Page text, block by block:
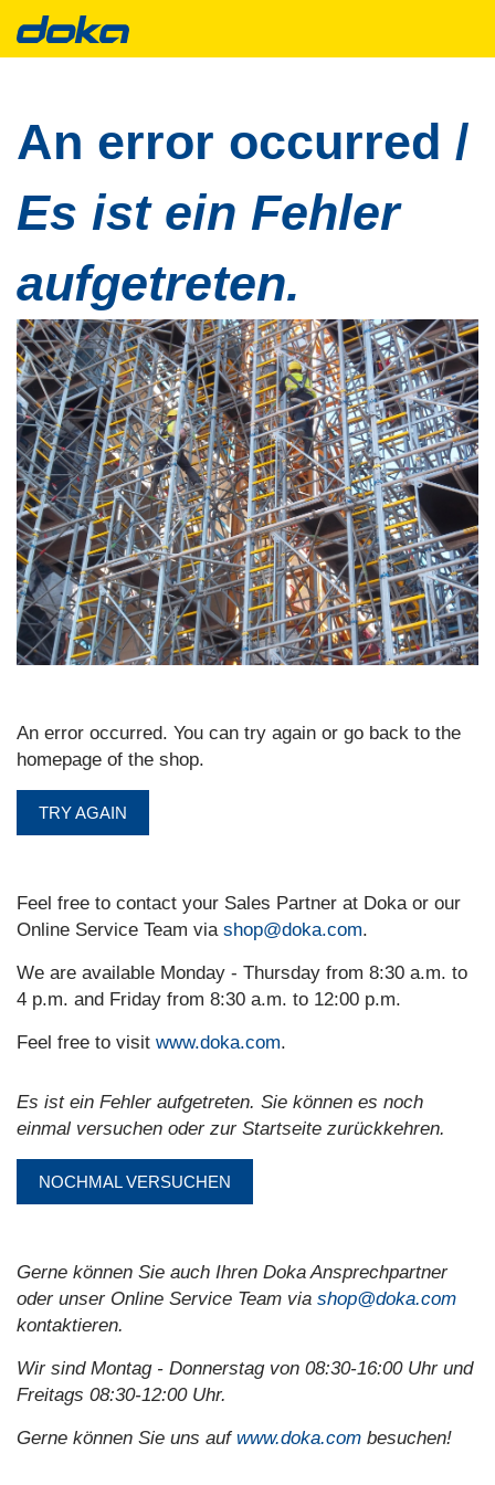
An error occurred /
Es ist ein Fehler
aufgetreten.
An error occurred. You can try again or go back to the
homepage of the shop.
TRY AGAIN
Feel free to contact your Sales Partner at Doka or our
Online Service Team via shop@doka.com.
We are available Monday - Thursday from 8:30 a.m. to
4 p.m. and Friday from 8:30 a.m. to 12:00 p.m.
Feel free to visit www.doka.com.
Es ist ein Fehler aufgetreten. Sie können es noch
einmal versuchen oder zur Startseite zurückkehren.
NOCHMAL VERSUCHEN
Gerne können Sie auch Ihren Doka Ansprechpartner
oder unser Online Service Team via shop@doka.com
kontaktieren.
Wir sind Montag - Donnerstag von 08:30-16:00 Uhr und
Freitags 08:30-12:00 Uhr.
Gerne können Sie uns auf www.doka.com besuchen!